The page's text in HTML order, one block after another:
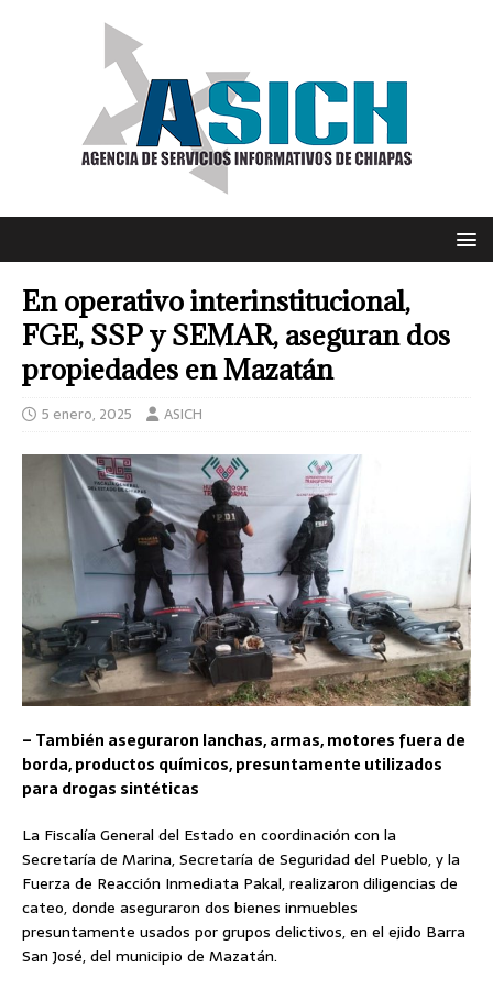
En operativo interinstitucional,
FGE, SSP y SEMAR, aseguran dos
propiedades en Mazatán
5 enero, 2025 ASICH
– También aseguraron lanchas, armas, motores fuera de
borda, productos químicos, presuntamente utilizados
para drogas sintéticas
La Fiscalía General del Estado en coordinación con la
Secretaría de Marina, Secretaría de Seguridad del Pueblo, y la
Fuerza de Reacción Inmediata Pakal, realizaron diligencias de
cateo, donde aseguraron dos bienes inmuebles
presuntamente usados por grupos delictivos, en el ejido Barra
San José, del municipio de Mazatán.